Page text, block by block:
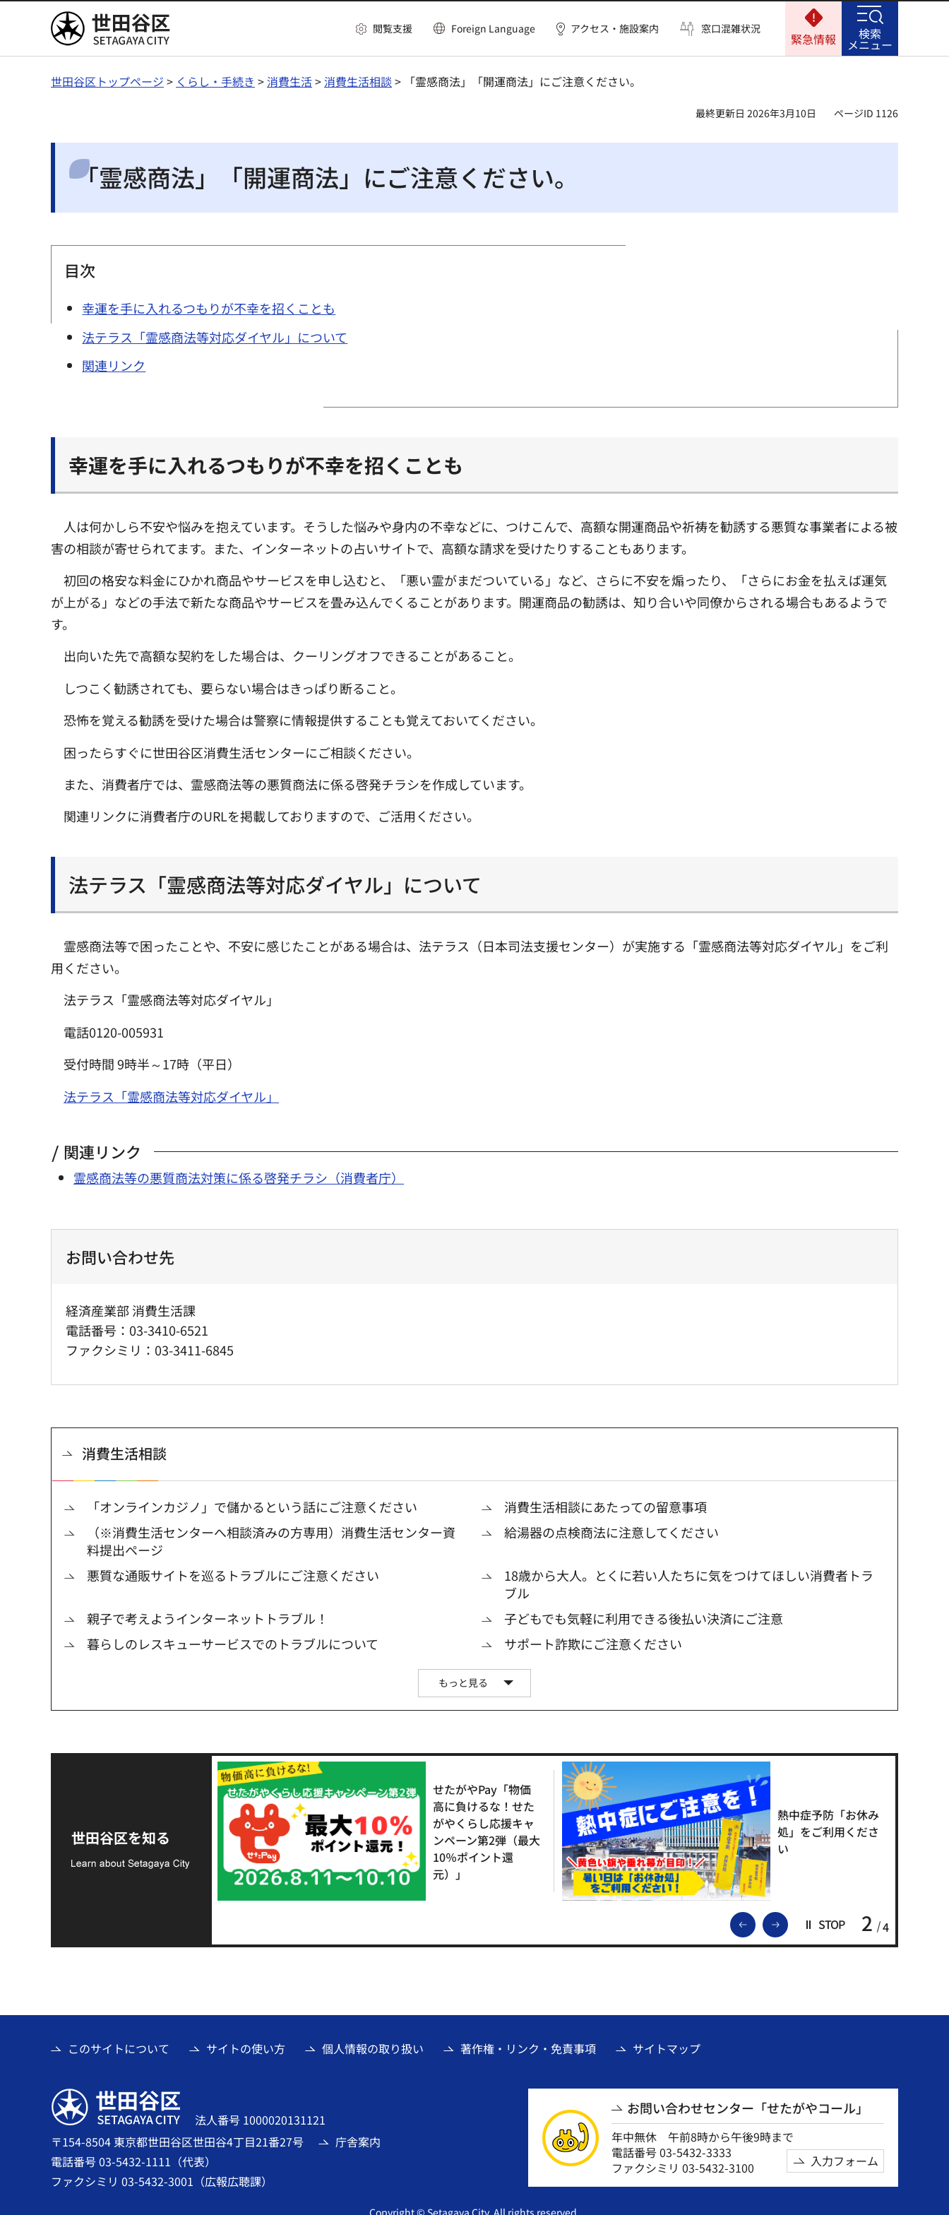
世田谷区 閲覧支援 Foreign Language アクセス・施設案内 窓口混雑状況
緊急情報 検索
メニュー
世田谷区トップページ > くらし・手続き >消費生活>消費生活相談 > 「霊感商法」「開運商法」にご注意ください。
最終更新日 2026年3月10日 ページID 1126
「霊感商法」「開運商法」にご注意ください。
目次
幸運を手に入れるつもりが不幸を招くことも
法テラス「霊感商法等対応ダイヤル」について
関連リンク
幸運を手に入れるつもりが不幸を招くことも
人は何かしら不安や悩みを抱えています。そうした悩みや身内の不幸などに、つけこんで、高額な開運商品や祈祷を勧誘する悪質な事業者による被
害の相談が寄せられてます。また、インターネットの占いサイトで、高額な請求を受けたりすることもあります。
初回の格安な料金にひかれ商品やサービスを申し込むと、「悪い霊がまだついている」など、さらに不安を煽ったり、「さらにお金を払えば運気
が上がる」などの手法で新たな商品やサービスを畳み込んでくることがあります。開運商品の勧誘は、知り合いや同僚からされる場合もあるようで
す。
出向いた先で高額な契約をした場合は、クーリングオフできることがあること。
しつこく勧誘されても、要らない場合はきっぱり断ること。
恐怖を覚える勧誘を受けた場合は警察に情報提供することも覚えておいてください。
困ったらすぐに世田谷区消費生活センターにご相談ください。
また、消費者庁では、霊感商法等の悪質商法に係る啓発チラシを作成しています。
関連リンクに消費者庁のURLを掲載しておりますので、ご活用ください。
法テラス「霊感商法等対応ダイヤル」について
霊感商法等で困ったことや、不安に感じたことがある場合は、法テラス（日本司法支援センター）が実施する「霊感商法等対応ダイヤル」をご利
用ください。
法テラス「霊感商法等対応ダイヤル」
電話0120-005931
受付時間 9時半～17時（平日）
法テラス「霊感商法等対応ダイヤル」
関連リンク
霊感商法等の悪質商法対策に係る啓発チラシ（消費者庁）
お問い合わせ先
経済産業部 消費生活課
電話番号：03-3410-6521
ファクシミリ：03-3411-6845
消費生活相談
「オンラインカジノ」で儲かるという話にご注意ください
消費生活相談にあたっての留意事項
（※消費生活センターへ相談済みの方専用）消費生活センター資
料提出ページ
給湯器の点検商法に注意してください
悪質な通販サイトを巡るトラブルにご注意ください
18歳から大人。とくに若い人たちに気をつけてほしい消費者トラ
ブル
親子で考えようインターネットトラブル！
子どもでも気軽に利用できる後払い決済にご注意
暮らしのレスキューサービスでのトラブルについて
サポート詐欺にご注意ください
もっと見る
世田谷区を知る
前のスライドを表示
次のスライドを表示
STOP 2 4
支援金の募集につい
て
せたがやPay「物価
高に負けるな！せた
がやくらし応援キャ
ンペーン第2弾（最大
10％ポイント還
元）」
熱中症予防「お休み
処」をご利用くださ
い
このサイトについて サイトの使い方 個人情報の取り扱い 著作権・リンク・免責事項 サイトマップ
世田谷区
法人番号 1000020131121
〒154-8504 東京都世田谷区世田谷4丁目21番27号
電話番号 03-5432-1111（代表）
ファクシミリ 03-5432-3001（広報広聴課）
庁舎案内
お問い合わせセンター「せたがやコール」
年中無休 午前8時から午後9時まで
電話番号 03-5432-3333
ファクシミリ 03-5432-3100
入力フォーム